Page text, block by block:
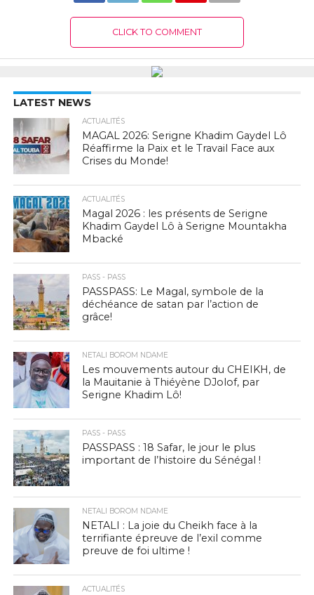
CLICK TO COMMENT
LATEST NEWS
ACTUALITÉS
MAGAL 2026: Serigne Khadim Gaydel Lô
Réaffirme la Paix et le Travail Face aux
Crises du Monde!
ACTUALITÉS
Magal 2026 : les présents de Serigne
Khadim Gaydel Lô à Serigne Mountakha
Mbacké
PASS - PASS
PASSPASS: Le Magal, symbole de la
déchéance de satan par l’action de
grâce!
NETALI BOROM NDAME
Les mouvements autour du CHEIKH, de
la Mauitanie à Thiéyène DJolof, par
Serigne Khadim Lô!
PASS - PASS
PASSPASS : 18 Safar, le jour le plus
important de l’histoire du Sénégal !
NETALI BOROM NDAME
NETALI : La joie du Cheikh face à la
terrifiante épreuve de l’exil comme
preuve de foi ultime !
ACTUALITÉS